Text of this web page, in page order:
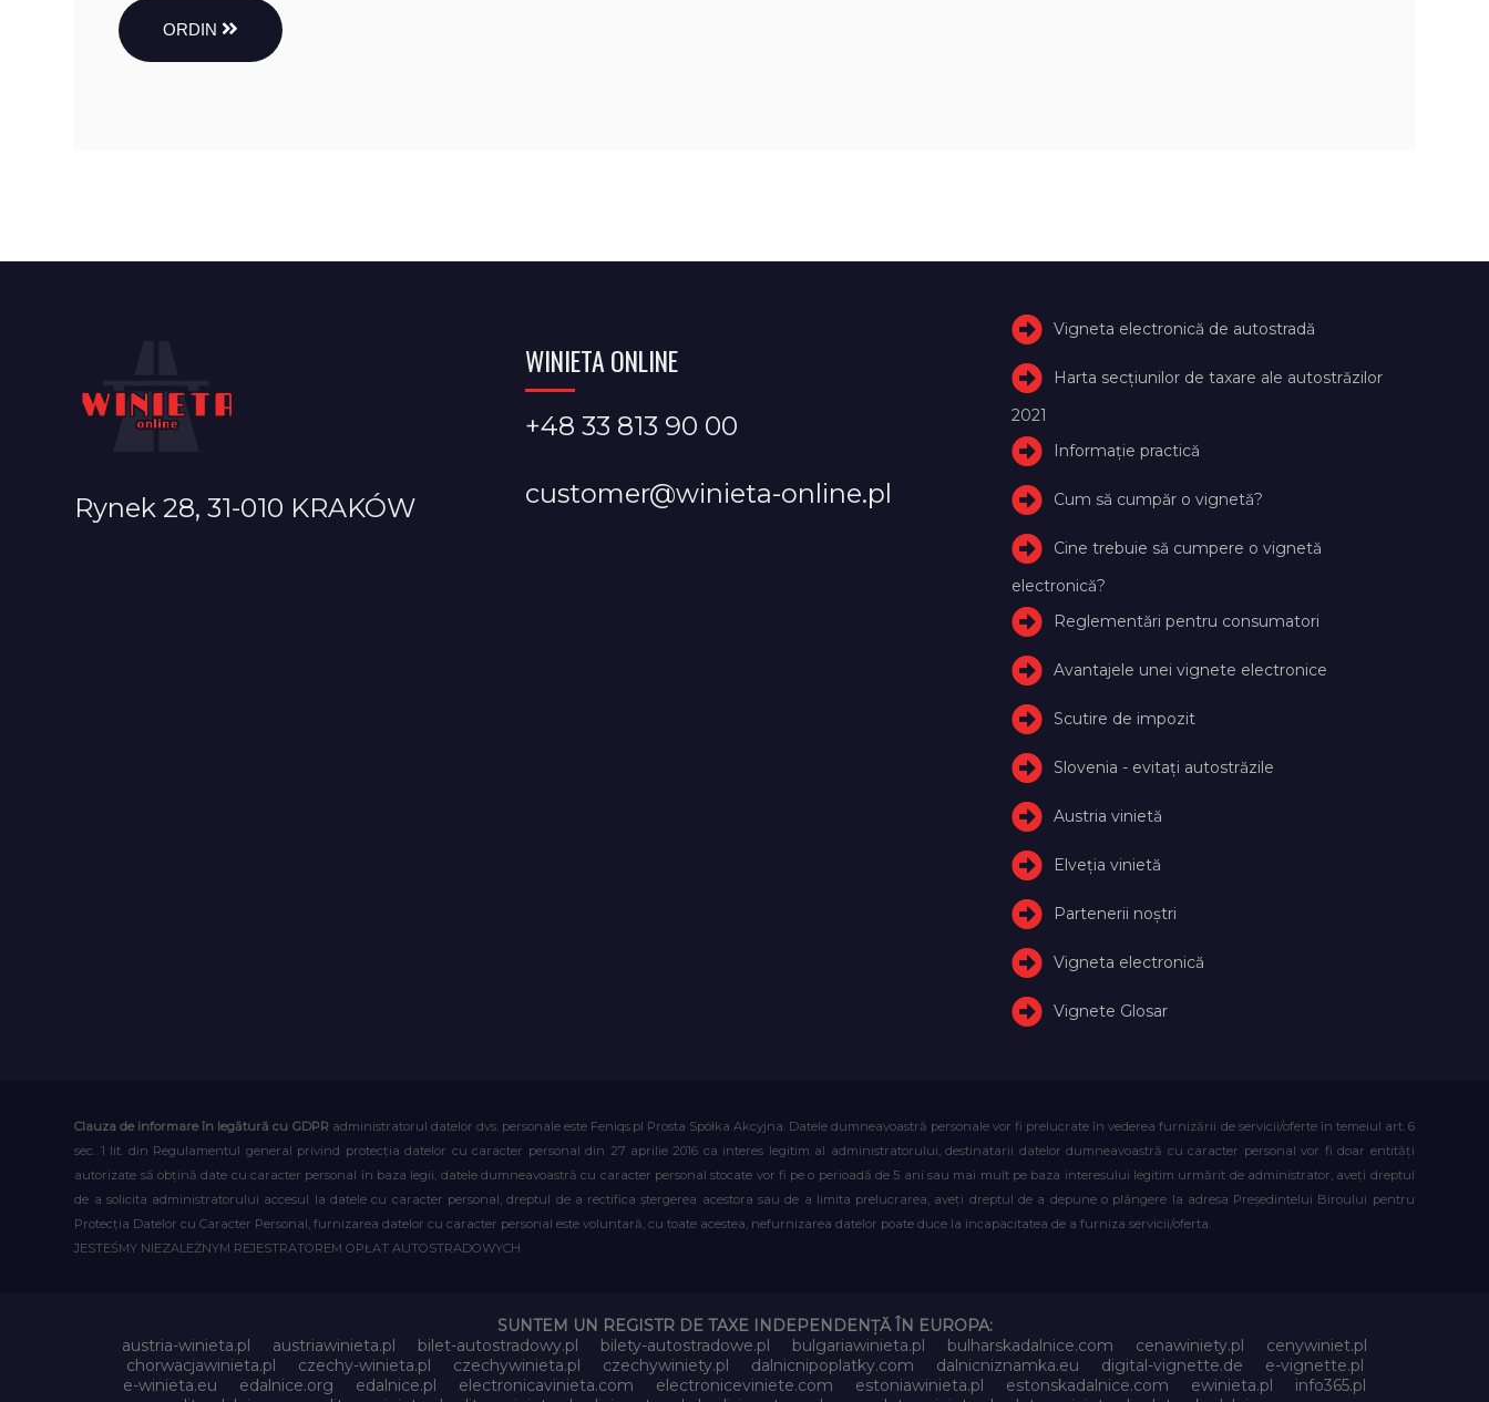
ORDIN
Rynek 28, 31-010 KRAKÓW
WINIETA ONLINE
+48 33 813 90 00
customer@winieta-online.pl
Vigneta electronică de autostradă
Harta secțiunilor de taxare ale autostrăzilor
2021
Informație practică
Cum să cumpăr o vignetă?
Cine trebuie să cumpere o vignetă
electronică?
Reglementări pentru consumatori
Avantajele unei vignete electronice
Scutire de impozit
Slovenia - evitați autostrăzile
Austria vinietă
Elveţia vinietă
Partenerii noștri
Vigneta electronică
Vignete Glosar
Clauza de informare în legătură cu GDPR administratorul datelor dvs. personale este Feniqs.pl Prosta Spółka Akcyjna. Datele dumneavoastră personale vor fi prelucrate în vederea furnizării de servicii/oferte în temeiul art. 6
sec. 1 lit. din Regulamentul general privind protecția datelor cu caracter personal din 27 aprilie 2016 ca interes legitim al administratorului, destinatarii datelor dumneavoastră cu caracter personal vor fi doar entități
autorizate să obțină date cu caracter personal în baza legii, datele dumneavoastră cu caracter personal stocate vor fi pe o perioadă de 5 ani sau mai mult pe baza interesului legitim urmărit de administrator, aveți dreptul
de a solicita administratorului accesul la datele cu caracter personal, dreptul de a rectifica ștergerea acestora sau de a limita prelucrarea, aveți dreptul de a depune o plângere la adresa Președintelui Biroului pentru
Protecția Datelor cu Caracter Personal, furnizarea datelor cu caracter personal este voluntară, cu toate acestea, nefurnizarea datelor poate duce la incapacitatea de a furniza servicii/oferta.
JESTEŚMY NIEZALEŻNYM REJESTRATOREM OPŁAT AUTOSTRADOWYCH
SUNTEM UN REGISTR DE TAXE INDEPENDENȚĂ ÎN EUROPA:
austria-winieta.pl
austriawinieta.pl bilet-autostradowy.pl bilety-autostradowe.pl bulgariawinieta.pl bulharskadalnice.com cenawiniety.pl
cenywiniet.pl
chorwacjawinieta.pl
czechy-winieta.pl czechywinieta.pl czechywiniety.pl dalnicnipoplatky.com dalnicniznamka.eu digital-vignette.de
e-vignette.pl
e-winieta.eu
edalnice.org edalnice.pl electronicavinieta.com electroniceviniete.com estoniawinieta.pl estonskadalnice.com ewinieta.pl
info365.pl